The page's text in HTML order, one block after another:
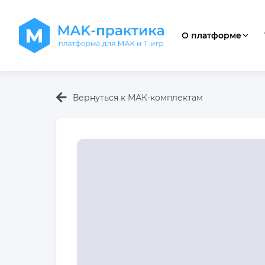
О платформе
Вернуться к МАК-комплектам